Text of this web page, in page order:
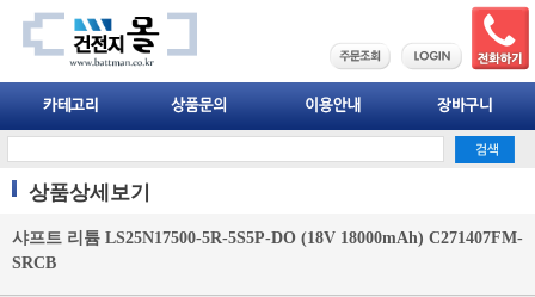
상품상세보기
샤프트 리튬 LS25N17500-5R-5S5P-DO (18V 18000mAh) C271407FM-
SRCB